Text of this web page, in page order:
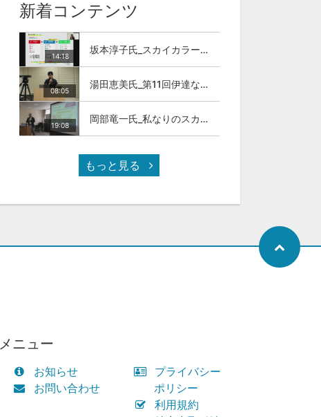
新着コンテンツ
14:18
坂本淳子氏_スカイカラー人材とは
08:05
湯田恵美氏_第11回伊達な大学院セミナー
19:08
岡部竜一氏_私なりのスカイカラ―人材
もっと見る
メニュー
お知らせ
お問い合わせ
プライバシー
ポリシー
利用規約